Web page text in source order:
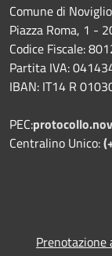
Comune di Noviglio
Piazza Roma, 1 -
Codice Fiscale:
Partita IVA:
IBAN: IT14 R
PEC:
Centralino Unico: